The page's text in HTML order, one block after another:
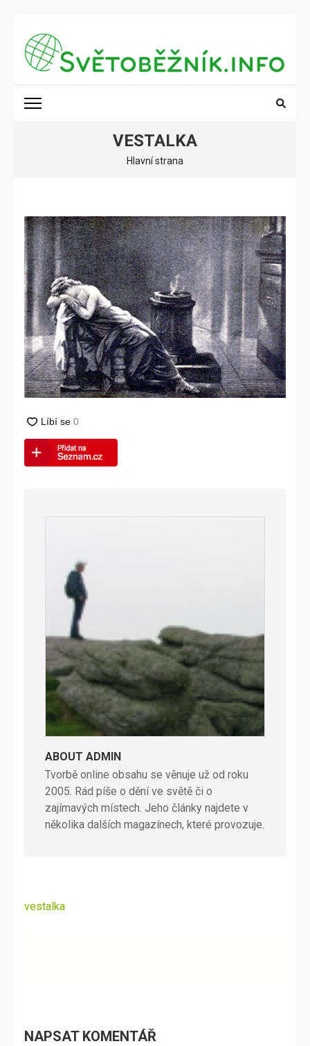
obsah
(stiskněte
Enter)
SVĚTOBĚŽNÍK.INFO
VESTALKA
Hlavní strana
ABOUT ADMIN
Tvorbě online obsahu se věnuje už od roku
2005. Rád píše o dění ve světě či o
zajímavých místech. Jeho články najdete v
několika dalších magazínech, které provozuje.
Navigace
vestalka
NAPSAT KOMENTÁŘ